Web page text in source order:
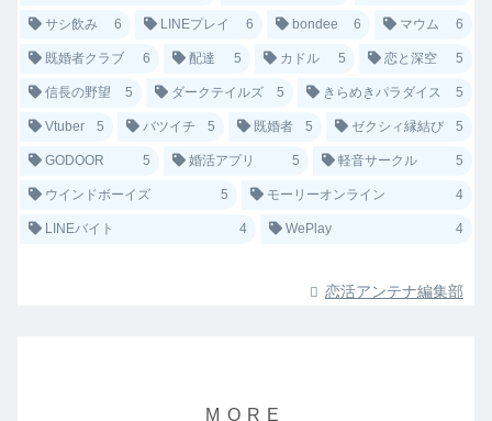
サシ飲み 6 LINEプレイ 6 bondee 6 マウム 6
既婚者クラブ 6 配達 5 カドル 5 恋と深空 5
信長の野望 5 ダークテイルズ 5 きらめきパラダイス 5
Vtuber 5 バツイチ 5 既婚者 5 ゼクシィ縁結び 5
GODOOR 5 婚活アプリ 5 軽音サークル 5
ウインドボーイズ 5 モーリーオンライン 4
LINEバイト 4 WePlay 4
恋活アンテナ編集部